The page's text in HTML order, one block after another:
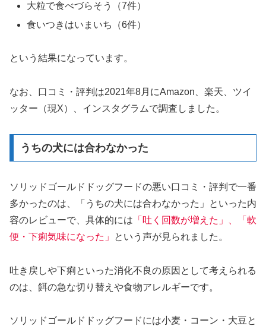
大粒で食べづらそう（7件）
食いつきはいまいち（6件）
という結果になっています。
なお、口コミ・評判は2021年8月にAmazon、楽天、ツイ
ッター（現X）、インスタグラムで調査しました。
うちの犬には合わなかった
ソリッドゴールドドッグフードの悪い口コミ・評判で一番
多かったのは、「うちの犬には合わなかった」といった内
容のレビューで、具体的には 「吐く回数が増えた」、「軟
便・下痢気味になった」
という声が見られました。
吐き戻しや下痢といった消化不良の原因として考えられる
のは、餌の急な切り替えや食物アレルギーです。
ソリッドゴールドドッグフードには小麦・コーン・大豆と